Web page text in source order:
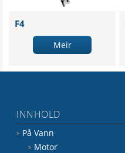
F4
Meir
INNHOLD
På Vann
Motor